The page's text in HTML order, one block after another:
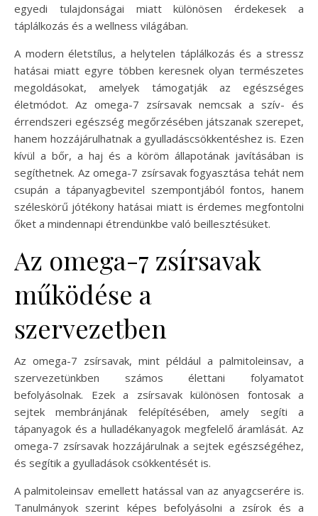
egyedi tulajdonságai miatt különösen érdekesek a
táplálkozás és a wellness világában.
A modern életstílus, a helytelen táplálkozás és a stressz
hatásai miatt egyre többen keresnek olyan természetes
megoldásokat, amelyek támogatják az egészséges
életmódot. Az omega-7 zsírsavak nemcsak a szív- és
érrendszeri egészség megőrzésében játszanak szerepet,
hanem hozzájárulhatnak a gyulladáscsökkentéshez is. Ezen
kívül a bőr, a haj és a köröm állapotának javításában is
segíthetnek. Az omega-7 zsírsavak fogyasztása tehát nem
csupán a tápanyagbevitel szempontjából fontos, hanem
széleskörű jótékony hatásai miatt is érdemes megfontolni
őket a mindennapi étrendünkbe való beillesztésüket.
Az omega-7 zsírsavak
működése a
szervezetben
Az omega-7 zsírsavak, mint például a palmitoleinsav, a
szervezetünkben számos élettani folyamatot
befolyásolnak. Ezek a zsírsavak különösen fontosak a
sejtek membránjának felépítésében, amely segíti a
tápanyagok és a hulladékanyagok megfelelő áramlását. Az
omega-7 zsírsavak hozzájárulnak a sejtek egészségéhez,
és segítik a gyulladások csökkentését is.
A palmitoleinsav emellett hatással van az anyagcserére is.
Tanulmányok szerint képes befolyásolni a zsírok és a